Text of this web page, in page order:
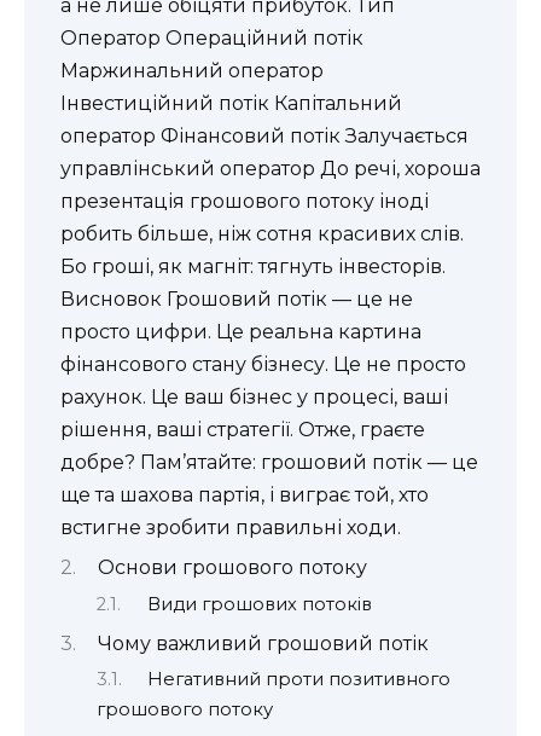
а не лише обіцяти прибуток. Тип
Оператор Операційний потік
Маржинальний оператор
Інвестиційний потік Капітальний
оператор Фінансовий потік Залучається
управлінський оператор До речі, хороша
презентація грошового потоку іноді
робить більше, ніж сотня красивих слів.
Бо гроші, як магніт: тягнуть інвесторів.
Висновок Грошовий потік — це не
просто цифри. Це реальна картина
фінансового стану бізнесу. Це не просто
рахунок. Це ваш бізнес у процесі, ваші
рішення, ваші стратегії. Отже, граєте
добре? Пам’ятайте: грошовий потік — це
ще та шахова партія, і виграє той, хто
встигне зробити правильні ходи.
Основи грошового потоку
Види грошових потоків
Чому важливий грошовий потік
Негативний проти позитивного
грошового потоку